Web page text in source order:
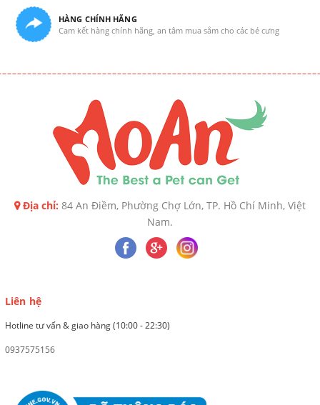
HÀNG CHÍNH HÃNG
Cam kết hàng chính hãng, an tâm mua sắm cho các bé cưng
Địa chỉ: 84 An Điềm, Phường Chợ Lớn, TP. Hồ Chí Minh, Việt
Nam.
Liên hệ
Hotline tư vấn & giao hàng (10:00 - 22:30)
0937575156